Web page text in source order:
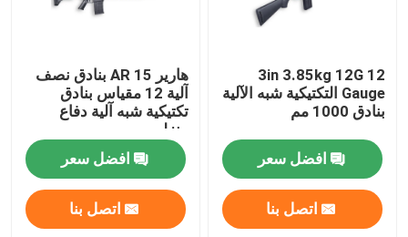
3in 3.85kg 12G 12
Gauge التكتيكية شبه الآلية
بنادق 1000 مم
افضل سعر
اتصل بنا
هارير AR 15 بنادق نصف
آلية 12 مقياس بنادق
تكتيكية شبه آلية دفاع
منزلي
افضل سعر
اتصل بنا